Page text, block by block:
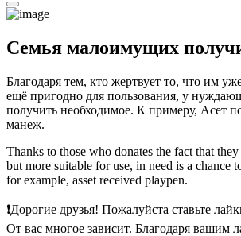
Семья малоимущих
Благодаря тем, кто жертвует то, что им
ещё пригодно для пользования, у
получить необходимое. К примеру, Асет
манеж.
Thanks to those who donates the fact that
but more suitable for use, in need is a chance
for example, asset received playpen.
❗Дорогие друзья! Пожалуйста ставьте
От вас многое зависит. Благодаря вашим